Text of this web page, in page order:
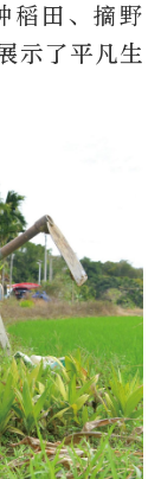
稻田、摘野
示了平凡生